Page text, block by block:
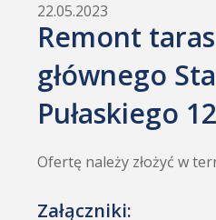
22.05.2023
Remont
głównego
Pułaskiego
Ofertę należy złożyć w
Załączniki: